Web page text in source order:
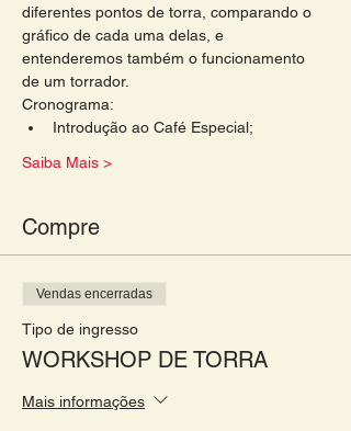
diferentes pontos de torra, comparando o
gráfico de cada uma delas, e
entenderemos também o funcionamento
de um torrador.
Cronograma:
Introdução ao Café Especial;
Saiba Mais >
Compre
Vendas encerradas
Tipo de ingresso
WORKSHOP DE TORRA
Mais informações